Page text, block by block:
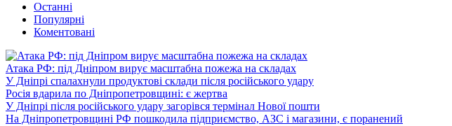
Останні
Популярні
Коментовані
Атака РФ: під Дніпром вирує масштабна пожежа на складах
У Дніпрі спалахнули продуктові склади після російського удару
Росія вдарила по Дніпропетровщині: є жертва
У Дніпрі після російського удару загорівся термінал Нової пошти
На Дніпропетровщині РФ пошкодила підприємство, АЗС і магазини, є поранений